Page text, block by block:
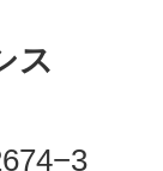
ス